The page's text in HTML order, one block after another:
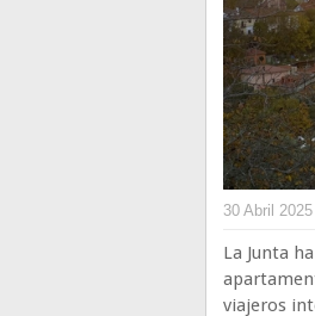
30 Abril
La Junta
viajeros